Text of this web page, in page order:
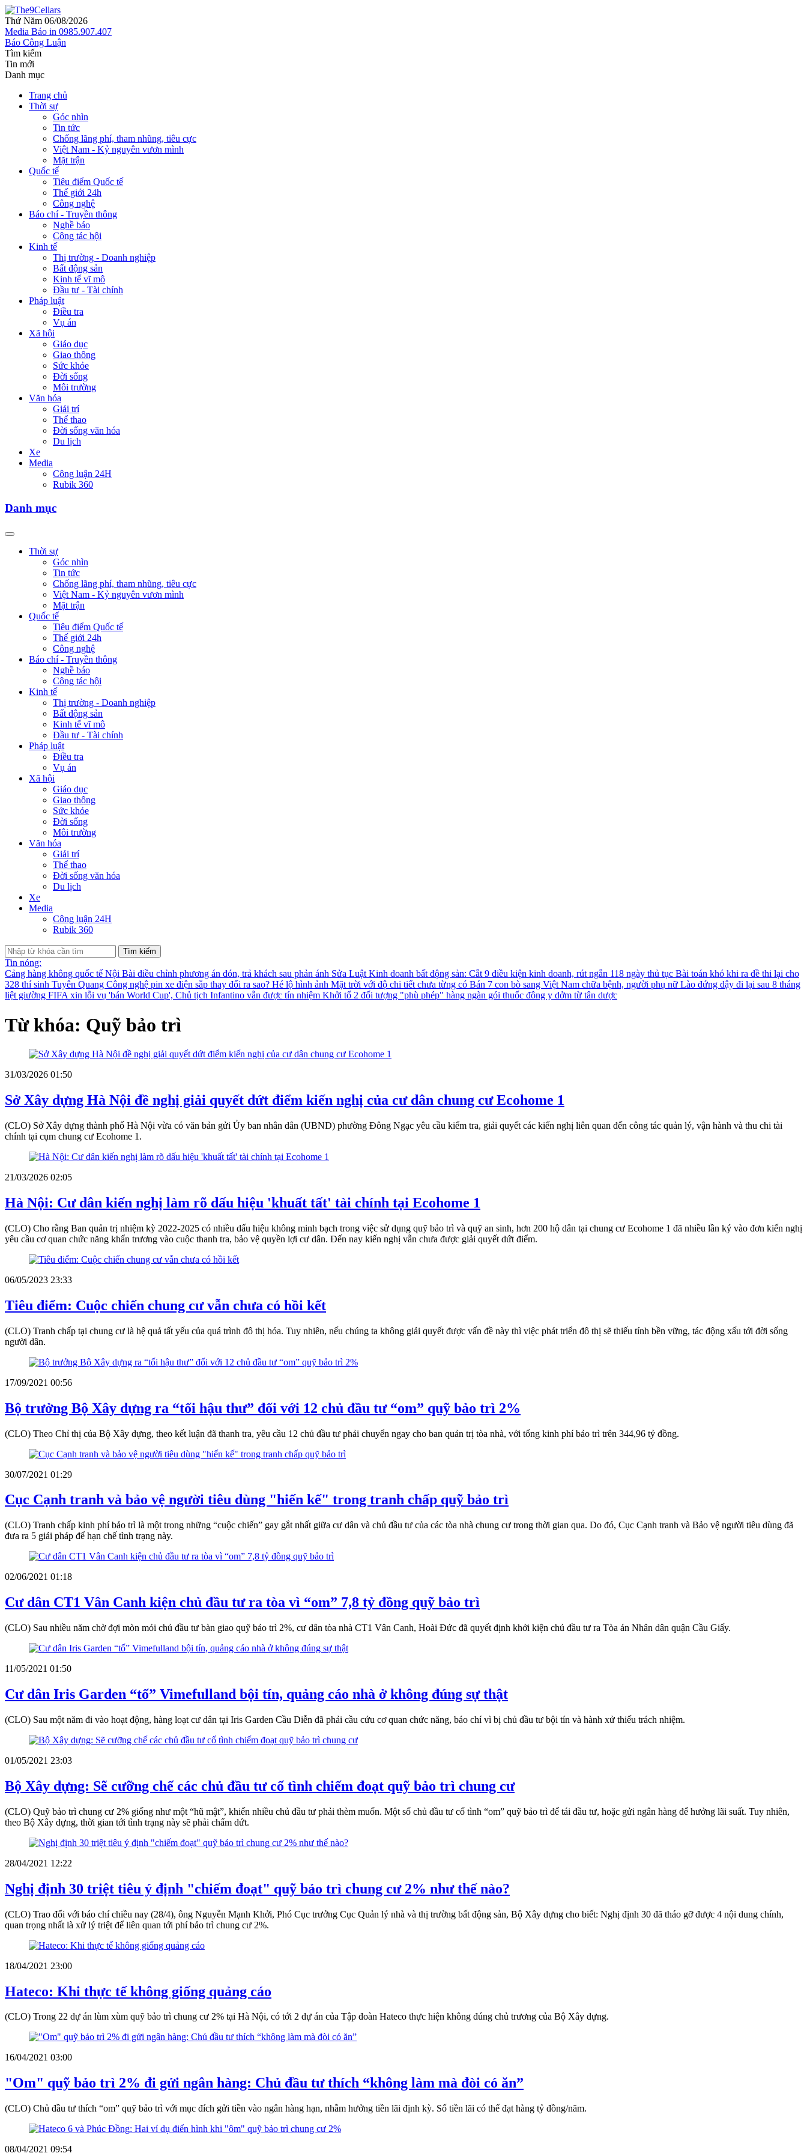
Thứ Năm 06/08/2026
Media Báo in 0985.907.407
Báo Công Luận
Tìm kiếm
Tin mới
Danh mục
Trang chủ
Thời sự
Góc nhìn
Tin tức
Chống lãng phí, tham nhũng, tiêu cực
Việt Nam - Kỷ nguyên vươn mình
Mặt trận
Quốc tế
Tiêu điểm Quốc tế
Thế giới 24h
Công nghệ
Báo chí - Truyền thông
Nghề báo
Công tác hội
Kinh tế
Thị trường - Doanh nghiệp
Bất động sản
Kinh tế vĩ mô
Đầu tư - Tài chính
Pháp luật
Điều tra
Vụ án
Xã hội
Giáo dục
Giao thông
Sức khỏe
Đời sống
Môi trường
Văn hóa
Giải trí
Thể thao
Đời sống văn hóa
Du lịch
Xe
Media
Công luận 24H
Rubik 360
Danh mục
Thời sự
Góc nhìn
Tin tức
Chống lãng phí, tham nhũng, tiêu cực
Việt Nam - Kỷ nguyên vươn mình
Mặt trận
Quốc tế
Tiêu điểm Quốc tế
Thế giới 24h
Công nghệ
Báo chí - Truyền thông
Nghề báo
Công tác hội
Kinh tế
Thị trường - Doanh nghiệp
Bất động sản
Kinh tế vĩ mô
Đầu tư - Tài chính
Pháp luật
Điều tra
Vụ án
Xã hội
Giáo dục
Giao thông
Sức khỏe
Đời sống
Môi trường
Văn hóa
Giải trí
Thể thao
Đời sống văn hóa
Du lịch
Xe
Media
Công luận 24H
Rubik 360
Tìm kiếm
Tin nóng:
Cảng hàng không quốc tế Nội Bài điều chỉnh phương án đón, trả khách sau phản ánh Sửa Luật Kinh doanh bất động sản: Cắt 9 điều kiện kinh doanh, rút ngắn 118 ngày thủ tục Bài toán khó khi ra đề thi lại cho
328 thí sinh Tuyên Quang Công nghệ pin xe điện sắp thay đổi ra sao? Hé lộ hình ảnh Mặt trời với độ chi tiết chưa từng có Bán 7 con bò sang Việt Nam chữa bệnh, người phụ nữ Lào đứng dậy đi lại sau 8 tháng
liệt giường FIFA xin lỗi vụ 'bán World Cup', Chủ tịch Infantino vẫn được tín nhiệm Khởi tố 2 đối tượng "phù phép" hàng ngàn gói thuốc đông y dởm từ tân dược
Từ khóa: Quỹ bảo trì
31/03/2026 01:50
Sở Xây dựng Hà Nội đề nghị giải quyết dứt điểm kiến nghị của cư dân chung cư Ecohome 1
(CLO) Sở Xây dựng thành phố Hà Nội vừa có văn bản gửi Ủy ban nhân dân (UBND) phường Đông Ngạc yêu cầu kiểm tra, giải quyết các kiến nghị liên quan đến công tác quản lý, vận hành và thu chi tài
chính tại cụm chung cư Ecohome 1.
21/03/2026 02:05
Hà Nội: Cư dân kiến nghị làm rõ dấu hiệu 'khuất tất' tài chính tại Ecohome 1
(CLO) Cho rằng Ban quản trị nhiệm kỳ 2022-2025 có nhiều dấu hiệu không minh bạch trong việc sử dụng quỹ bảo trì và quỹ an sinh, hơn 200 hộ dân tại chung cư Ecohome 1 đã nhiều lần ký vào đơn kiến nghị
yêu cầu cơ quan chức năng khẩn trương vào cuộc thanh tra, bảo vệ quyền lợi cư dân. Đến nay kiến nghị vẫn chưa được giải quyết dứt điểm.
06/05/2023 23:33
Tiêu điểm: Cuộc chiến chung cư vẫn chưa có hồi kết
(CLO) Tranh chấp tại chung cư là hệ quả tất yếu của quá trình đô thị hóa. Tuy nhiên, nếu chúng ta không giải quyết được vấn đề này thì việc phát triển đô thị sẽ thiếu tính bền vững, tác động xấu tới đời sống
người dân.
17/09/2021 00:56
Bộ trưởng Bộ Xây dựng ra “tối hậu thư” đối với 12 chủ đầu tư “om” quỹ bảo trì 2%
(CLO) Theo Chỉ thị của Bộ Xây dựng, theo kết luận đã thanh tra, yêu cầu 12 chủ đầu tư phải chuyển ngay cho ban quản trị tòa nhà, với tổng kinh phí bảo trì trên 344,96 tỷ đồng.
30/07/2021 01:29
Cục Cạnh tranh và bảo vệ người tiêu dùng "hiến kế" trong tranh chấp quỹ bảo trì
(CLO) Tranh chấp kinh phí bảo trì là một trong những “cuộc chiến” gay gắt nhất giữa cư dân và chủ đầu tư của các tòa nhà chung cư trong thời gian qua. Do đó, Cục Cạnh tranh và Bảo vệ người tiêu dùng đã
đưa ra 5 giải pháp để hạn chế tình trạng này.
02/06/2021 01:18
Cư dân CT1 Vân Canh kiện chủ đầu tư ra tòa vì “om” 7,8 tỷ đồng quỹ bảo trì
(CLO) Sau nhiều năm chờ đợi mòn mỏi chủ đầu tư bàn giao quỹ bảo trì 2%, cư dân tòa nhà CT1 Vân Canh, Hoài Đức đã quyết định khởi kiện chủ đầu tư ra Tòa án Nhân dân quận Cầu Giấy.
11/05/2021 01:50
Cư dân Iris Garden “tố” Vimefulland bội tín, quảng cáo nhà ở không đúng sự thật
(CLO) Sau một năm đi vào hoạt động, hàng loạt cư dân tại Iris Garden Cầu Diễn đã phải cầu cứu cơ quan chức năng, báo chí vì bị chủ đầu tư bội tín và hành xử thiếu trách nhiệm.
01/05/2021 23:03
Bộ Xây dựng: Sẽ cưỡng chế các chủ đầu tư cố tình chiếm đoạt quỹ bảo trì chung cư
(CLO) Quỹ bảo trì chung cư 2% giống như một “hũ mật”, khiến nhiều chủ đầu tư phải thèm muốn. Một số chủ đầu tư cố tình “om” quỹ bảo trì để tái đầu tư, hoặc gửi ngân hàng để hưởng lãi suất. Tuy nhiên,
theo Bộ Xây dựng, thời gian tới tình trạng này sẽ phải chấm dứt.
28/04/2021 12:22
Nghị định 30 triệt tiêu ý định "chiếm đoạt" quỹ bảo trì chung cư 2% như thế nào?
(CLO) Trao đổi với báo chí chiều nay (28/4), ông Nguyễn Mạnh Khởi, Phó Cục trưởng Cục Quản lý nhà và thị trường bất động sản, Bộ Xây dựng cho biết: Nghị định 30 đã tháo gỡ được 4 nội dung chính,
quan trọng nhất là xử lý triệt để liên quan tới phí bảo trì chung cư 2%.
18/04/2021 23:00
Hateco: Khi thực tế không giống quảng cáo
(CLO) Trong 22 dự án lùm xùm quỹ bảo trì chung cư 2% tại Hà Nội, có tới 2 dự án của Tập đoàn Hateco thực hiện không đúng chủ trương của Bộ Xây dựng.
16/04/2021 03:00
"Om" quỹ bảo trì 2% đi gửi ngân hàng: Chủ đầu tư thích “không làm mà đòi có ăn”
(CLO) Chủ đầu tư thích “om” quỹ bảo trì với mục đích gửi tiền vào ngân hàng hạn, nhằm hưởng tiền lãi định kỳ. Số tiền lãi có thể đạt hàng tỷ đồng/năm.
08/04/2021 09:54